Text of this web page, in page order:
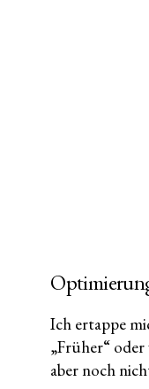
Ich ertappe
„Früher“ oder
aber noch